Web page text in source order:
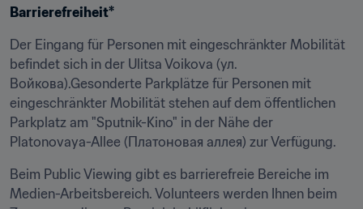
Barrierefreiheit*
Der Eingang für Personen mit eingeschränkter Mobilität
befindet sich in der Ulitsa Voikova (ул.
Войкова).Gesonderte Parkplätze für Personen mit
eingeschränkter Mobilität stehen auf dem öffentlichen
Parkplatz am "Sputnik-Kino" in der Nähe der
Platonovaya-Allee (Платоновая аллея) zur Verfügung.
Beim Public Viewing gibt es barrierefreie Bereiche im
Medien-Arbeitsbereich. Volunteers werden Ihnen beim